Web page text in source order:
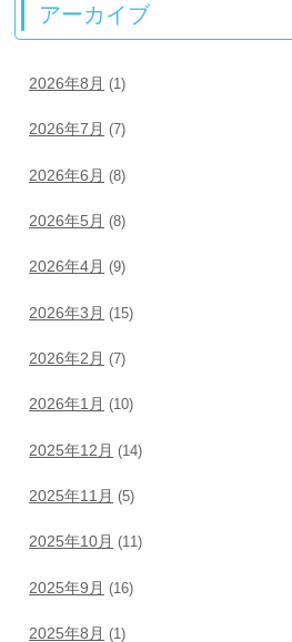
アーカイブ
2026年8月 (1)
2026年7月 (7)
2026年6月 (8)
2026年5月 (8)
2026年4月 (9)
2026年3月 (15)
2026年2月 (7)
2026年1月 (10)
2025年12月 (14)
2025年11月 (5)
2025年10月 (11)
2025年9月 (16)
2025年8月 (1)